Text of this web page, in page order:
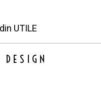
UTILE
DESIGN